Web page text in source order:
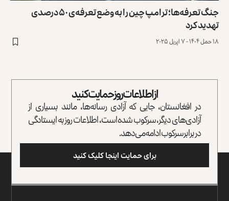
جنگ تعرفه‌ها؛ ترامپ چین را به وضع تعرفه‌‌ی ۵۰ درصدی
تهدید کرد
۱۸ حمل ۱۴۰۴ - ۷ اپریل ۲۰۲۵
از اطلاعات روز حمایت کنید
در افغانستان، جایی که آزادی رسانه‌ها، مانند بسیاری از
آزادی‌های دیگر، سرکوب شده است، اطلاعات روز به ایستادگی
در برابر سرکوب ادامه می‌دهد.
برای حمایت اینجا کلیک کنید